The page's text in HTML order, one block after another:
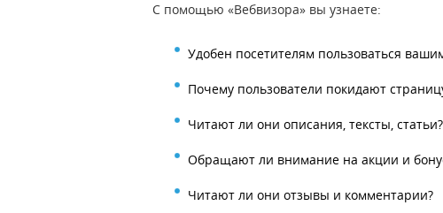
С помощью «Вебвизора» вы узнаете:
Удобен посетителям пользоваться
Почему пользователи покидают
Читают ли они описания, тексты, статьи?
Обращают ли внимание на акции и
Читают ли они отзывы и комментарии?